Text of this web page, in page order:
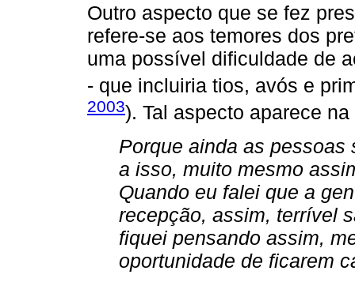
Outro aspecto que se fez
refere-se aos temores dos
uma possível dificuldade de
- que incluiria tios, avós e
2003). Tal aspecto aparece
Porque ainda as
a isso, muito mesmo
Quando eu falei que a
recepção, assim, terrível
fiquei pensando assim,
oportunidade de ficarem